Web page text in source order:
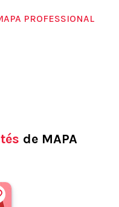
PROFESSIONAL
de MAPA